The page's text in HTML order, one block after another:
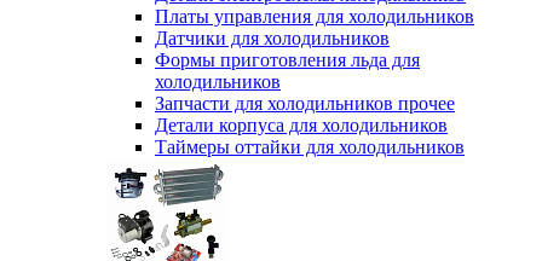
Платы управления для холодильников
Датчики для холодильников
Формы приготовления льда для
холодильников
Запчасти для холодильников прочее
Детали корпуса для холодильников
Таймеры оттайки для холодильников